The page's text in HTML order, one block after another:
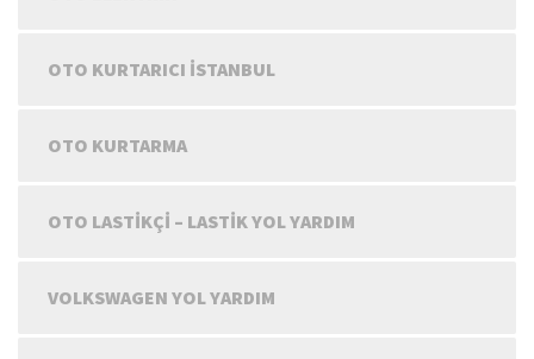
OTO KURTARICI İSTANBUL
OTO KURTARMA
OTO LASTIKÇI – LASTIK YOL YARDIM
VOLKSWAGEN YOL YARDIM